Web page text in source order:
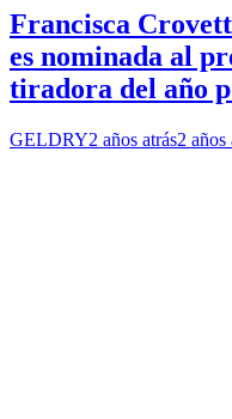
Francisca
es nominada al
tiradora del año
GELDRY2 años atrás2 años